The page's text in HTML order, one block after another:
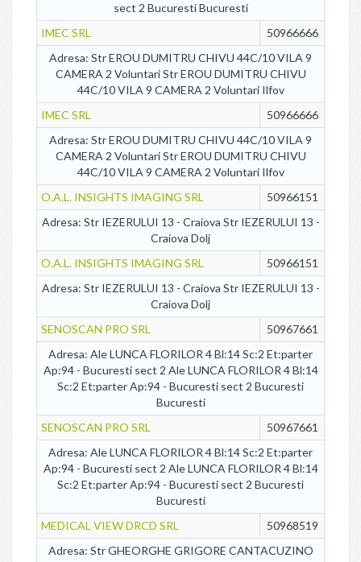
sect 2 Bucuresti Bucuresti
IMEC SRL
50966666
Adresa: Str EROU DUMITRU CHIVU 44C/10 VILA 9
CAMERA 2 Voluntari Str EROU DUMITRU CHIVU
44C/10 VILA 9 CAMERA 2 Voluntari Ilfov
IMEC SRL
50966666
Adresa: Str EROU DUMITRU CHIVU 44C/10 VILA 9
CAMERA 2 Voluntari Str EROU DUMITRU CHIVU
44C/10 VILA 9 CAMERA 2 Voluntari Ilfov
O.A.L. INSIGHTS IMAGING SRL
50966151
Adresa: Str IEZERULUI 13 - Craiova Str IEZERULUI 13 -
Craiova Dolj
O.A.L. INSIGHTS IMAGING SRL
50966151
Adresa: Str IEZERULUI 13 - Craiova Str IEZERULUI 13 -
Craiova Dolj
SENOSCAN PRO SRL
50967661
Adresa: Ale LUNCA FLORILOR 4 Bl:14 Sc:2 Et:parter
Ap:94 - Bucuresti sect 2 Ale LUNCA FLORILOR 4 Bl:14
Sc:2 Et:parter Ap:94 - Bucuresti sect 2 Bucuresti
Bucuresti
SENOSCAN PRO SRL
50967661
Adresa: Ale LUNCA FLORILOR 4 Bl:14 Sc:2 Et:parter
Ap:94 - Bucuresti sect 2 Ale LUNCA FLORILOR 4 Bl:14
Sc:2 Et:parter Ap:94 - Bucuresti sect 2 Bucuresti
Bucuresti
MEDICAL VIEW DRCD SRL
50968519
Adresa: Str GHEORGHE GRIGORE CANTACUZINO